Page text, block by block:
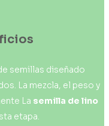
semillas diseñado
La mezcla, el peso y
La semilla de lino
etapa.